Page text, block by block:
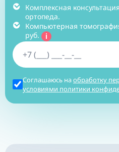
Комплексная
ортопеда.
Компьютерная
руб.
Соглашаюсь наобработку
условиями политики